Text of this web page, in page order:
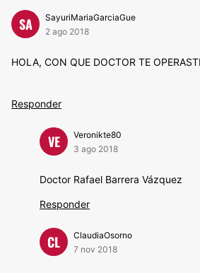
SA
SayuriMariaGarciaGue
2 ago 2018
HOLA, CON QUE DOCTOR TE
Responder
VE
Veronikte80
3 ago 2018
Doctor Rafael Barrera Vázquez
Responder
CL
ClaudiaOsorno
7 nov 2018